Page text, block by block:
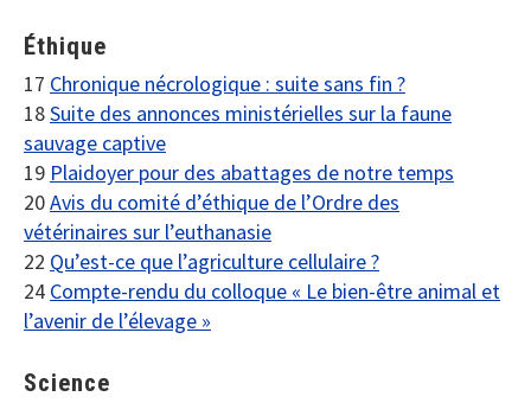
Éthique
17 Chronique nécrologique : suite sans fin ?
18Suite des annonces ministérielles sur la faune
sauvage captive
19 Plaidoyer pour des abattages de notre temps
20Avis du comité d’éthique de l’Ordre des
vétérinaires sur l’euthanasie
22 Qu’est-ce que l’agriculture cellulaire ?
24 Compte-rendu du colloque « Le bien-être animal et
l’avenir de l’élevage »
Science